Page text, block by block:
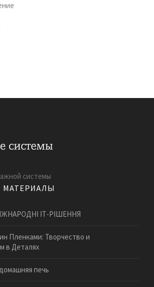
системы
ІТ-РІШЕННЯ
Пленками: Творчество и
в Деталях
печь